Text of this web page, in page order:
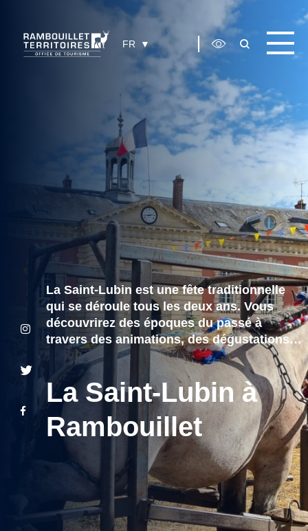
FR
La Saint-Lubin est une fête traditionnelle
qui se déroule tous les deux ans. Vous
découvrirez des époques du passé à
travers des animations, des dégustations…
La Saint-Lubin à
Rambouillet
Panneau de gestion des cookies